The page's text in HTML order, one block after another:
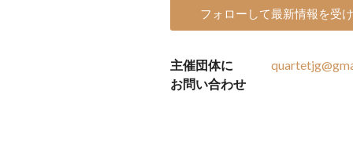
フォローして最新情報を受
主催団体に
お問い合わせ